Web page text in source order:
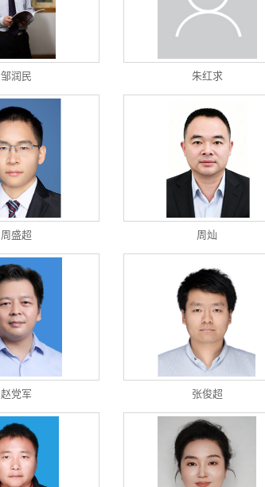
邹润民 朱红求
周盛超 周灿
赵党军 张俊超